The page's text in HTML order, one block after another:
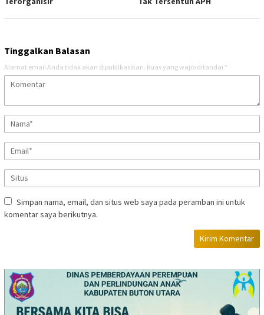
Tinggalkan Balasan
Alamat email Anda tidak akan dipublikasikan. Ruas yang wajib ditandai *
Simpan nama, email, dan situs web saya pada peramban ini untuk
komentar saya berikutnya.